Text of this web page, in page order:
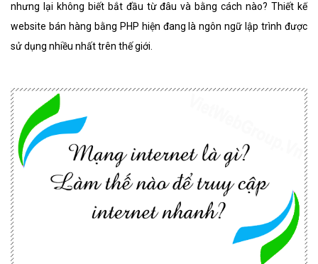
nhưng lại không biết bắt đầu từ đâu và bằng cách nào? Thiết kế
website bán hàng bằng PHP hiện đang là ngôn ngữ lập trình được
sử dụng nhiều nhất trên thế giới.